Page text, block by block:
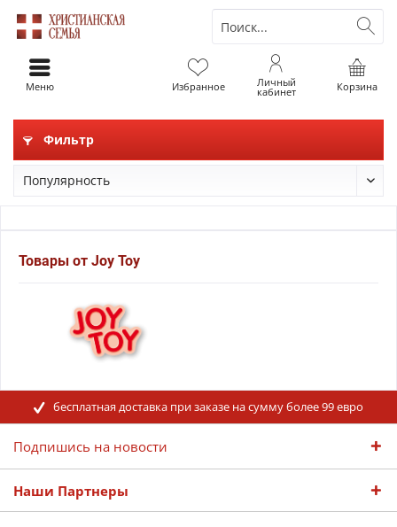
Корзина
Избранное Личный
кабинет
Меню
Фильтр
Товары от Joy Toy
бесплатная доставка при заказе на сумму более 99 евро
Подпишись на новости
Наши Партнеры